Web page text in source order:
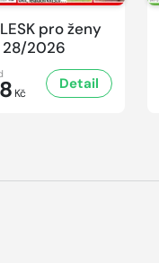
pro ženy
2026
Kč
Detail